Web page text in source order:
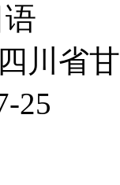
川省
25